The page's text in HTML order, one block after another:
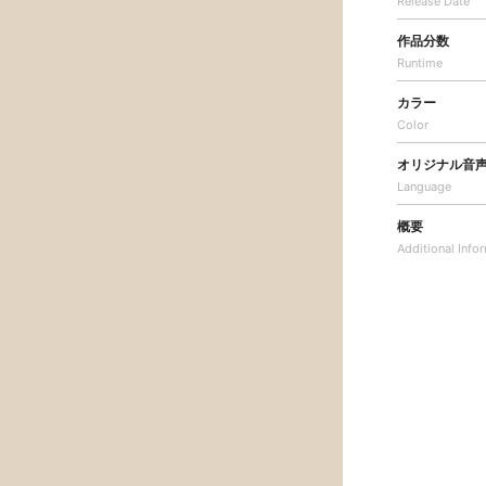
作品分数
Runtime
カラー
Color
オリジナル音
Language
概要
Additional